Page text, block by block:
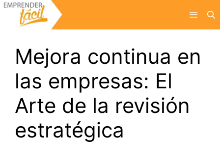
Saltar
Menú
Mejora continua en
las empresas: El
Arte de la revisión
estratégica